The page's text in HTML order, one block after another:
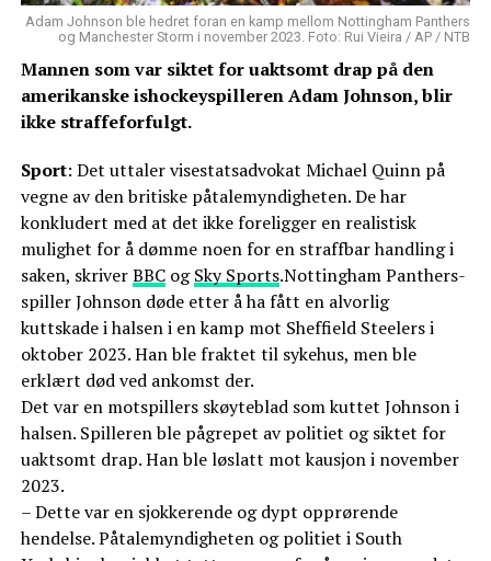
Adam Johnson ble hedret foran en kamp mellom Nottingham Panthers
og Manchester Storm i november 2023. Foto: Rui Vieira / AP / NTB
Mannen som var siktet for uaktsomt drap på den
amerikanske ishockeyspilleren Adam Johnson, blir
ikke straffeforfulgt.
Sport: Det uttaler visestatsadvokat Michael Quinn på
vegne av den britiske påtalemyndigheten. De har
konkludert med at det ikke foreligger en realistisk
mulighet for å dømme noen for en straffbar handling i
saken, skriverBBCogSky Sports.Nottingham Panthers-
spiller Johnson døde etter å ha fått en alvorlig
kuttskade i halsen i en kamp mot Sheffield Steelers i
oktober 2023. Han ble fraktet til sykehus, men ble
erklært død ved ankomst der.
Det var en motspillers skøyteblad som kuttet Johnson i
halsen. Spilleren ble pågrepet av politiet og siktet for
uaktsomt drap. Han ble løslatt mot kausjon i november
2023.
– Dette var en sjokkerende og dypt opprørende
hendelse. Påtalemyndigheten og politiet i South